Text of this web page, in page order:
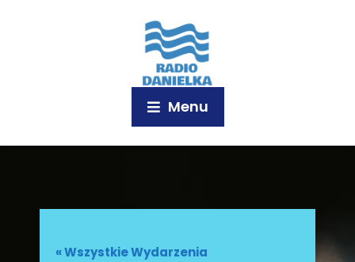
Menu
« Wszystkie Wydarzenia